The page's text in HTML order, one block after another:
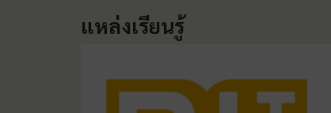
แหล่งเรียนรู้